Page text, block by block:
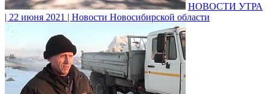
НОВОСТИ УТРА
| 22 июня 2021 | Новости Новосибирской области